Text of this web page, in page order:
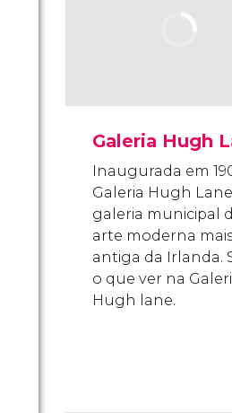
Galeria Hugh
Inaugurada em
Galeria Hugh
galeria municipal
arte moderna
antiga da Irlanda.
o que ver na
Hugh lane.